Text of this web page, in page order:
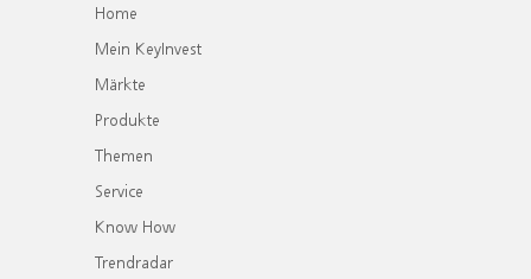
Home
Mein KeyInvest
Märkte
Produkte
Themen
Service
Know How
Trendradar